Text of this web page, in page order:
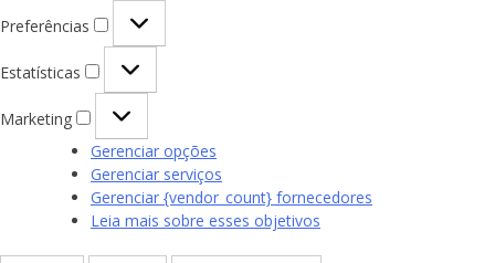
Preferências
Estatísticas
Marketing
Gerenciar opções
Gerenciar serviços
Gerenciar {vendor_count} fornecedores
Leia mais sobre esses objetivos